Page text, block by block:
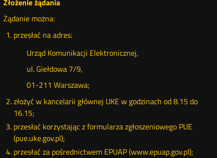
Złożenie żądania
Żądanie można:
przesłać na adres:
Urząd Komunikacji Elektronicznej,
ul. Giełdowa 7/9,
01-211 Warszawa;
złożyć w kancelarii głównej UKE w godzinach od 8.15 do
16.15;
przesłać korzystając z formularza zgłoszeniowego PUE
(pue.uke.gov.pl);
przesłać za pośrednictwem EPUAP (www.epuap.gov.pl);